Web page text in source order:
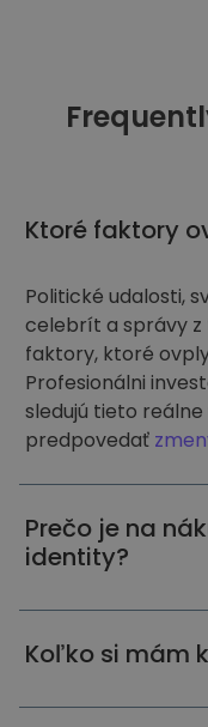
Ktoré faktory
Politické udalosti,
celebrít a správy
faktory, ktoré
Profesionálni
sledujú tieto
predpovedať
Prečo je na
identity?
Koľko si mám